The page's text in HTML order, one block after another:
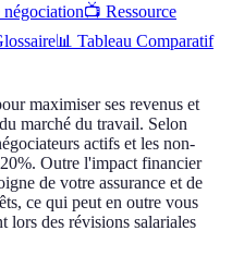
négociation📺 Ressource
📊 Tableau Comparatif
maximiser ses revenus et
marché du travail. Selon
actifs et les non-
Outre l'impact financier
de votre assurance et de
ce qui peut en outre vous
lors des révisions salariales